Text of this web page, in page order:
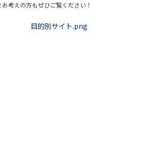
考えの方もぜひご覧ください！